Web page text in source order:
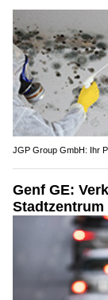
JGP Group GmbH: Ihr
Genf GE:
Stadtzentrum